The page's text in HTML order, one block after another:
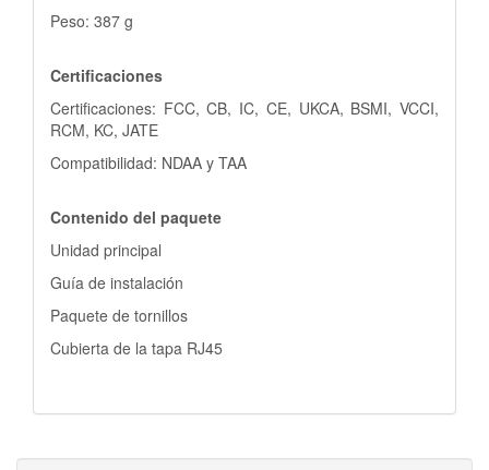
Peso: 387 g
Certificaciones
Certificaciones: FCC, CB, IC, CE, UKCA, BSMI, VCCI,
RCM, KC, JATE
Compatibilidad: NDAA y TAA
Contenido del paquete
Unidad principal
Guía de instalación
Paquete de tornillos
Cubierta de la tapa RJ45